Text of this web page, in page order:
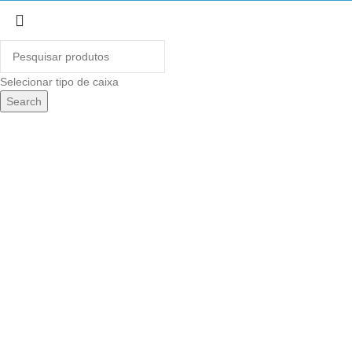
Selecionar tipo de caixa
Search